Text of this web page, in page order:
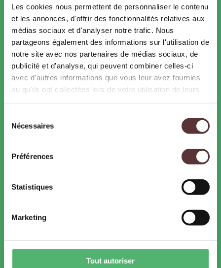
Les cookies nous permettent de personnaliser le contenu
et les annonces, d'offrir des fonctionnalités relatives aux
médias sociaux et d'analyser notre trafic. Nous
partageons également des informations sur l'utilisation de
notre site avec nos partenaires de médias sociaux, de
publicité et d'analyse, qui peuvent combiner celles-ci
avec d'autres informations que vous leur avez fournies
ou qu'ils ont collectées lors de votre utilisation de leurs
Nécessaires
Préférences
Statistiques
Marketing
Tout autoriser
Conservation et sauvegarde des espèces menacées
Refuge LPO
Des engagements forts
RESSOURCES
Nos brochures
Météo
Jeux gratuits
Coloriages gratuits à imprimer
PARTENAIRES